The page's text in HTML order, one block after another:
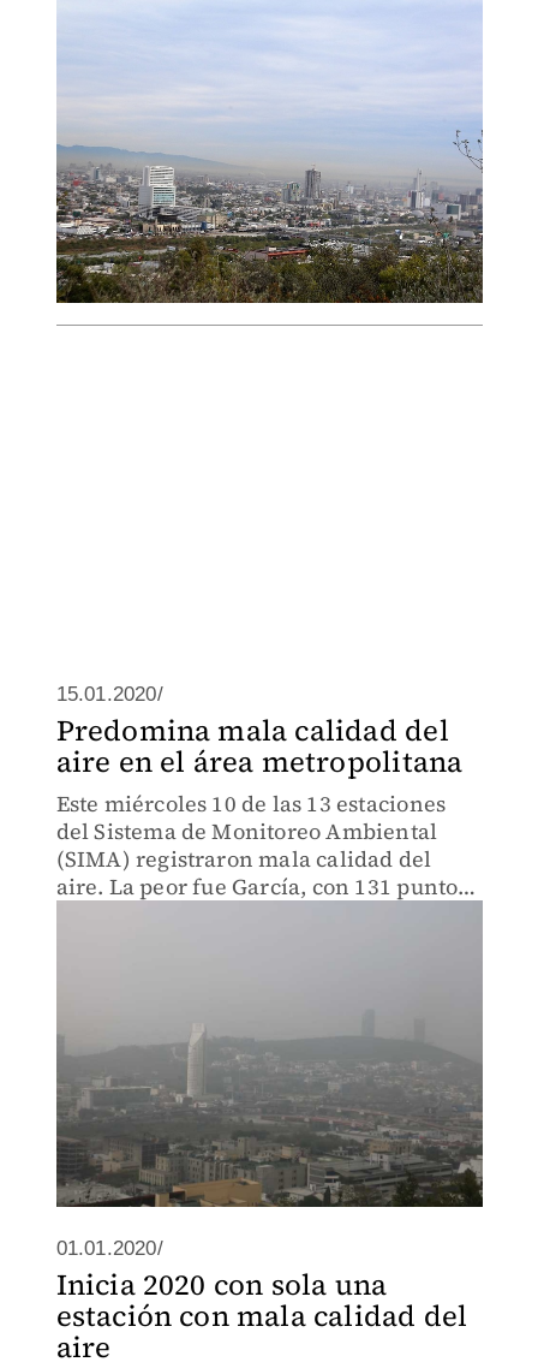
15.01.2020/
Predomina mala calidad del
aire en el área metropolitana
Este miércoles 10 de las 13 estaciones
del Sistema de Monitoreo Ambiental
(SIMA) registraron mala calidad del
aire. La peor fue García, con 131 puntos
01.01.2020/
Inicia 2020 con sola una
estación con mala calidad del
aire